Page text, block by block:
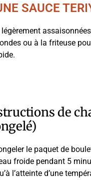
SAUCE
ou à la friteuse
de
le paquet de
froide pendant 5
l’atteinte d’une